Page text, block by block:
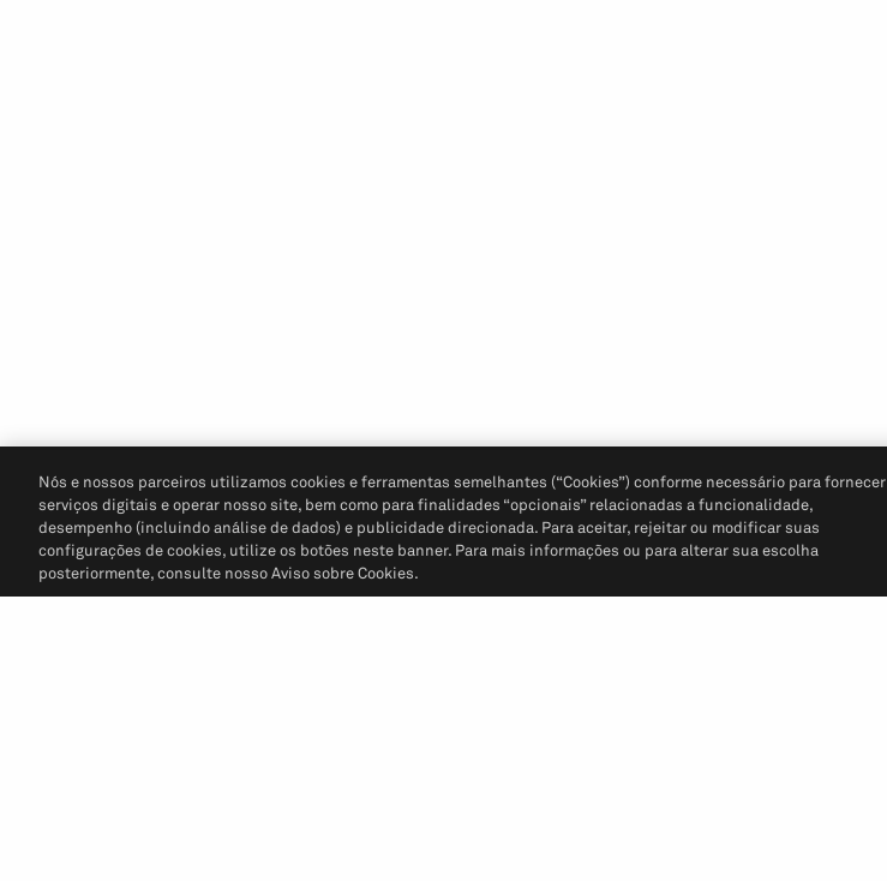
Nós e nossos parceiros utilizamos cookies e ferramentas semelhantes (“Cookies”) conforme necessário para fornecer
serviços digitais e operar nosso site, bem como para finalidades “opcionais” relacionadas a funcionalidade,
desempenho (incluindo análise de dados) e publicidade direcionada. Para aceitar, rejeitar ou modificar suas
configurações de cookies, utilize os botões neste banner. Para mais informações ou para alterar sua escolha
posteriormente, consulte nosso Aviso sobre Cookies.